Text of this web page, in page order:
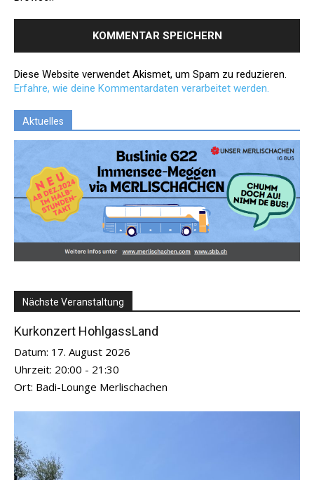
Diese Website verwendet Akismet, um Spam zu reduzieren.
Erfahre, wie deine Kommentardaten verarbeitet werden.
Aktuelles
Nächste Veranstaltung
Kurkonzert HohlgassLand
Datum: 17. August 2026
Uhrzeit: 20:00 - 21:30
Ort: Badi-Lounge Merlischachen